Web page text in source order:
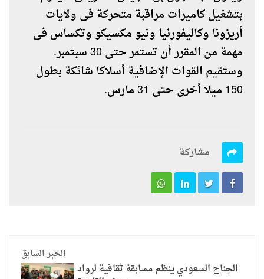
بتشغيل كاميرات مراقبة متحركة فى ولايات
أريزونا وكاليفورنيا ونيو مكسيكو وتكساس فى
مهمة من المقرر أن تستمر حتى 30 سبتمبر.
وستقيم القوات الإضافية أسلاكا شائكة بطول
150 ميلا أخرى حتى 31 مارس.
مشاركة
الخبر السابق
الجناح السعودي ينظم مسابقة ثقافية لرواد